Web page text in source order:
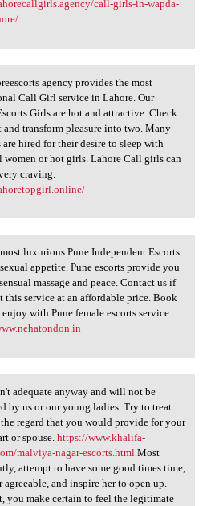
call-girls-in-wapda-
agency
agency provides the most
Call Girl service in Lahore. Our
Girls are hot and attractive. Check
and transform pleasure into two. Many
hired for their desire to sleep with
women or hot girls. Lahore Call girls can
craving.
luxurious Pune
luxurious Pune Independent Escorts
appetite. Pune escorts provide you
massage and peace. Contact us if
this service at an affordable price. Book
with Pune female escorts service.
adequate anyway
adequate anyway and will not be
by us or our young ladies. Try to treat
regard that you would provide for your
or spouse. https://www.khalifa-
malviya-nagar-escorts.htmlMost
attempt to have some good times time,
agreeable, and inspire her to open up.
you make certain to feel the legitimate